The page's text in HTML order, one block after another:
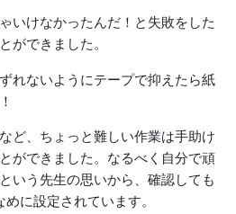
いけなかったんだ！と失敗をした
ができました。
れないようにテープで抑えたら紙
ど、ちょっと難しい作業は手助け
ができました。なるべく自分で頑
いう先生の思いから、確認しても
に設定されています。